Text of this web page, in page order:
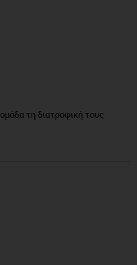
τη διατροφική τους